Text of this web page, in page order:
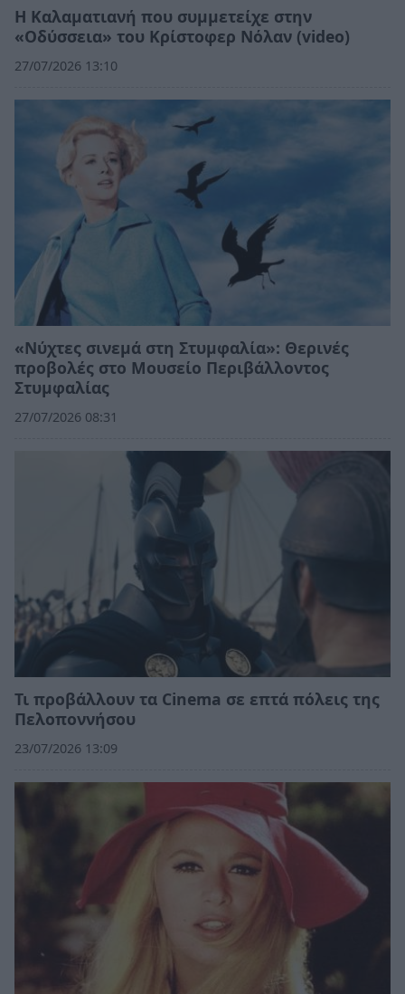
Η Καλαματιανή που συμμετείχε στην
«Οδύσσεια» του Κρίστοφερ Νόλαν (video)
27/07/2026 13:10
«Νύχτες σινεμά στη Στυμφαλία»: Θερινές
προβολές στο Μουσείο Περιβάλλοντος
Στυμφαλίας
27/07/2026 08:31
Τι προβάλλουν τα Cinema σε επτά πόλεις της
Πελοποννήσου
23/07/2026 13:09